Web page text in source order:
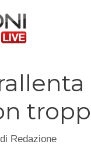
di Redazione